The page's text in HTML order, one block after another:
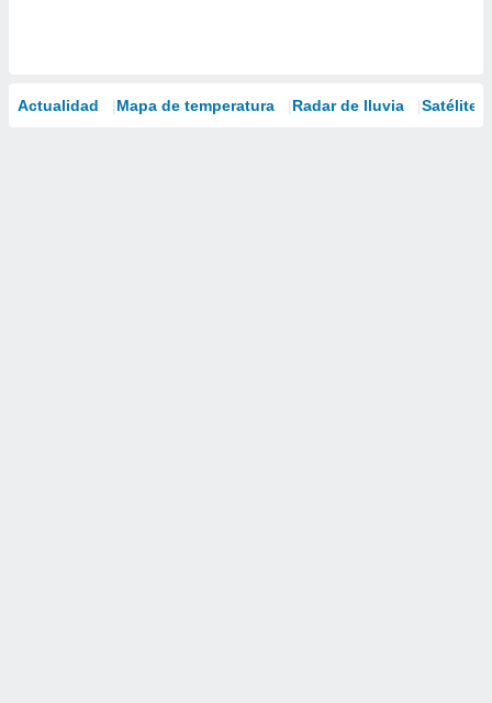
Actualidad Mapa de temperatura Radar de lluvia Satélites